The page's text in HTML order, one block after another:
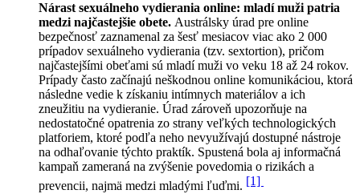
Nárast sexuálneho vydierania online: mladí muži patria
medzi najčastejšie obete. Austrálsky úrad pre online
bezpečnosť zaznamenal za šesť mesiacov viac ako 2 000
prípadov sexuálneho vydierania (tzv. sextortion), pričom
najčastejšími obeťami sú mladí muži vo veku 18 až 24 rokov.
Prípady často začínajú neškodnou online komunikáciou, ktorá
následne vedie k získaniu intímnych materiálov a ich
zneužitiu na vydieranie. Úrad zároveň upozorňuje na
nedostatočné opatrenia zo strany veľkých technologických
platforiem, ktoré podľa neho nevyužívajú dostupné nástroje
na odhaľovanie týchto praktík. Spustená bola aj informačná
kampaň zameraná na zvýšenie povedomia o rizikách a
prevencii, najmä medzi mladými ľuďmi. [1]